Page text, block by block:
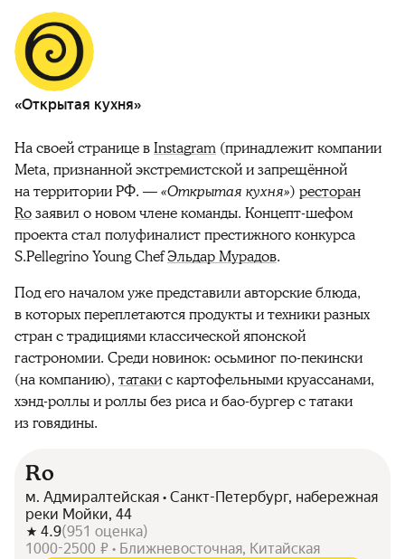
«Открытая кухня»
На своей странице вInstagram (принадлежит компании
Meta, признанной экстремистской и запрещённой
на территории РФ. —«Открытая кухня») ресторан
Roзаявил о новом члене команды. Концепт-шефом
проекта стал полуфиналист престижного конкурса
S.Pellegrino Young ChefЭльдар Мурадов.
Под его началом уже представили авторские блюда,
в которых переплетаются продукты и техники разных
стран с традициями классической японской
гастрономии. Среди новинок: осьминог по-пекински
(на компанию), татакис картофельными круассанами,
хэнд-роллы и роллы без риса и бао-бургер с татаки
из говядины.
Ro
м. Адмиралтейская • Санкт-Петербург, набережная
реки Мойки, 44
4.9(951 оценка)
1000-2500 ₽ • Ближневосточная, Китайская